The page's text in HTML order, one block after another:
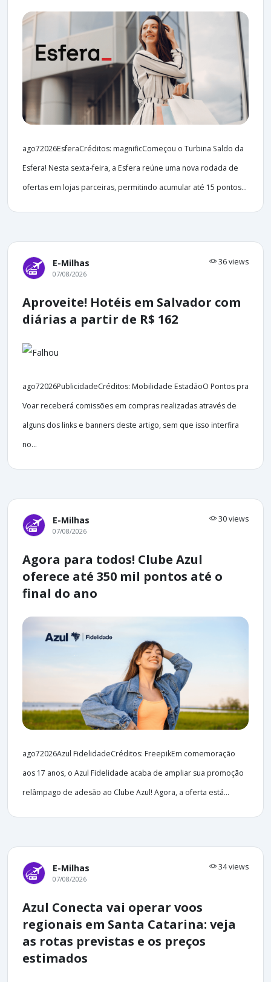
ago72026EsferaCréditos: magnificComeçou o Turbina Saldo da
Esfera! Nesta sexta-feira, a Esfera reúne uma nova rodada de
ofertas em lojas parceiras, permitindo acumular até 15 pontos...
E-Milhas 36 views
07/08/2026
Aproveite! Hotéis em Salvador com
diárias a partir de R$ 162
ago72026PublicidadeCréditos: Mobilidade EstadãoO Pontos pra
Voar receberá comissões em compras realizadas através de
alguns dos links e banners deste artigo, sem que isso interfira
no...
E-Milhas 30 views
07/08/2026
Agora para todos! Clube Azul
oferece até 350 mil pontos até o
final do ano
ago72026Azul FidelidadeCréditos: FreepikEm comemoração
aos 17 anos, o Azul Fidelidade acaba de ampliar sua promoção
relâmpago de adesão ao Clube Azul! Agora, a oferta está...
E-Milhas 34 views
07/08/2026
Azul Conecta vai operar voos
regionais em Santa Catarina: veja
as rotas previstas e os preços
estimados